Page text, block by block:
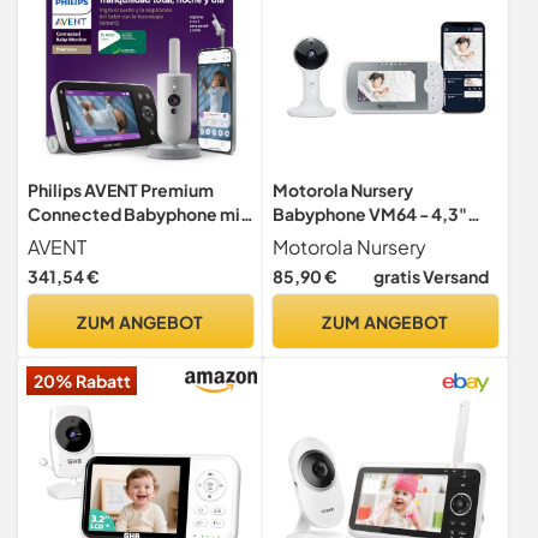
Philips AVENT Premium
Connected Babyphone mit
Kamera, das bisher Beste
Babyphone, Schlaf- und
Atmungs-Tracking mit KI,
DEKRA Zertifiziert privat
AVENT
341,54 €
ZUM ANGEBOT
Motorola Nursery
Babyphone VM64 - 4,3"
WiFi Video Baby Monitor
mit Kamera - Smartphone
App, Magnetische
Reichweite, 2Wege-Audio,
Wiegenlieder, Nachtsicht
Motorola Nursery
85,90 € gratis Versand
ZUM ANGEBOT
20% Rabatt